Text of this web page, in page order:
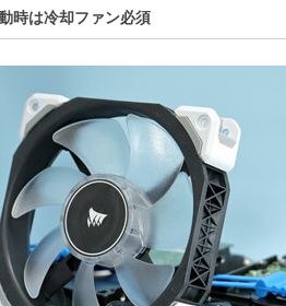
時は冷却ファン必須